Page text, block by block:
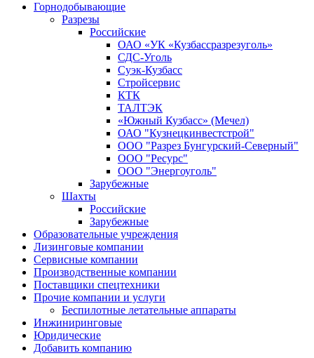
Горнодобывающие
Разрезы
Российские
ОАО «УК «Кузбассразрезуголь»
СДС-Уголь
Суэк-Кузбасс
Стройсервис
КТК
ТАЛТЭК
«Южный Кузбасс» (Мечел)
ОАО "Кузнецкинвестстрой"
ООО "Разрез Бунгурский-Северный"
ООО "Ресурс"
ООО "Энергоуголь"
Зарубежные
Шахты
Российские
Зарубежные
Образовательные учреждения
Лизинговые компании
Сервисные компании
Производственные компании
Поставщики спецтехники
Прочие компании и услуги
Беспилотные летательные аппараты
Инжиниринговые
Юридические
Добавить компанию